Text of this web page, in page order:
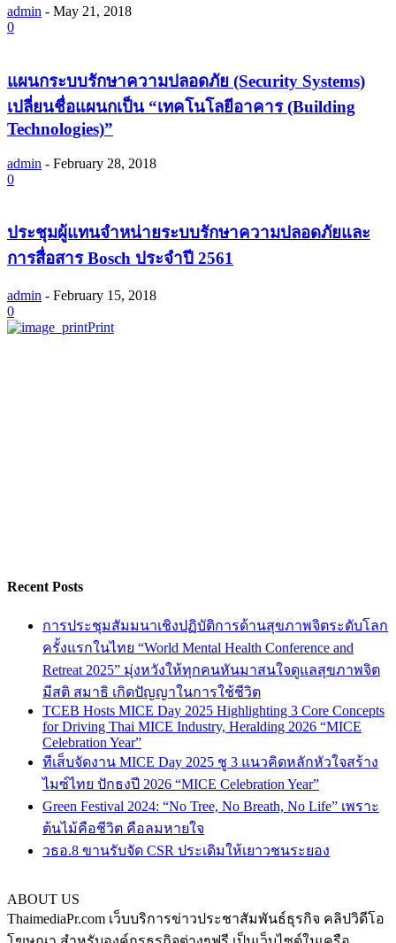
admin - May 21, 2018
0
แผนกระบบรักษาความปลอดภัย (Security Systems)
เปลี่ยนชื่อแผนกเป็น “เทคโนโลยีอาคาร (Building
Technologies)”
admin - February 28, 2018
0
ประชุมผู้แทนจำหน่ายระบบรักษาความปลอดภัยและ
การสื่อสาร Bosch ประจำปี 2561
admin - February 15, 2018
0
Print
Recent Posts
การประชุมสัมมนาเชิงปฏิบัติการด้านสุขภาพจิตระดับโลก
ครั้งแรกในไทย “World Mental Health Conference and
Retreat 2025” มุ่งหวังให้ทุกคนหันมาสนใจดูแลสุขภาพจิต
มีสติ สมาธิ เกิดปัญญาในการใช้ชีวิต
TCEB Hosts MICE Day 2025 Highlighting 3 Core Concepts
for Driving Thai MICE Industry, Heralding 2026 “MICE
Celebration Year”
ทีเส็บจัดงาน MICE Day 2025 ชู 3 แนวคิดหลักหัวใจสร้าง
ไมซ์ไทย ปักธงปี 2026 “MICE Celebration Year”
Green Festival 2024: “No Tree, No Breath, No Life” เพราะ
ต้นไม้คือชีวิต คือลมหายใจ
วธอ.8 ขานรับจัด CSR ประเดิมให้เยาวชนระยอง
ABOUT US
ThaimediaPr.com เว็บบริการข่าวประชาสัมพันธ์ธุรกิจ คลิปวิดีโอ